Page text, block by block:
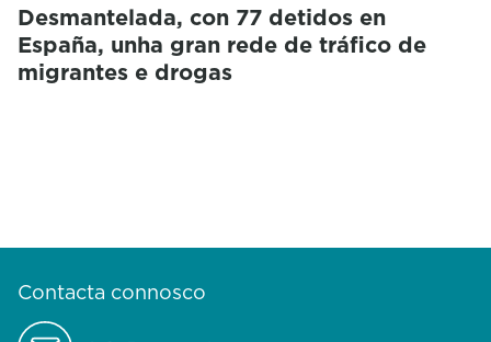
Desmantelada, con 77 detidos en
España, unha gran rede de tráfico de
migrantes e drogas
Contacta connosco